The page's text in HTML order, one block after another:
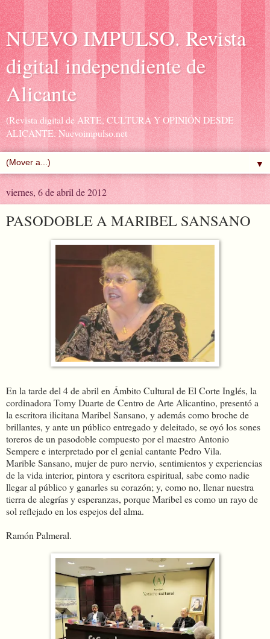
NUEVO IMPULSO. Revista
digital independiente de
Alicante
(Revista digital de ARTE, CULTURA Y OPINIÓN DESDE
ALICANTE. Nuevoimpulso.net
▼
viernes, 6 de abril de 2012
PASODOBLE A MARIBEL SANSANO
En la tarde del 4 de abril en Ámbito Cultural de El Corte Inglés, la
cordinadora Tomy Duarte de Centro de Arte Alicantino, presentó a
la escritora ilicitana Maribel Sansano, y además como broche de
brillantes, y ante un público entregado y deleitado, se oyó los sones
toreros de un pasodoble compuesto por el maestro Antonio
Sempere e interpretado por el genial cantante Pedro Vila.
Marible Sansano, mujer de puro nervio, sentimientos y experiencias
de la vida interior, pintora y escritora espiritual, sabe como nadie
llegar al público y ganarles su corazón; y, como no, llenar nuestra
tierra de alegrías y esperanzas, porque Maribel es como un rayo de
sol reflejado en los espejos del alma.
Ramón Palmeral.